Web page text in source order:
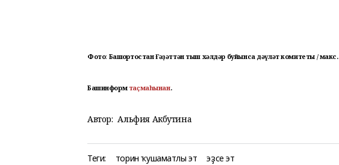
Фото: Башҡортостан Ғәҙәттән тыш хәлдәр буйынса дәүләт комитеты / макс.
Башинформ таҫмаһынан.
Автор: Альфия Акбутина
Теги: торин ҡушаматлы эт эҙсе эт